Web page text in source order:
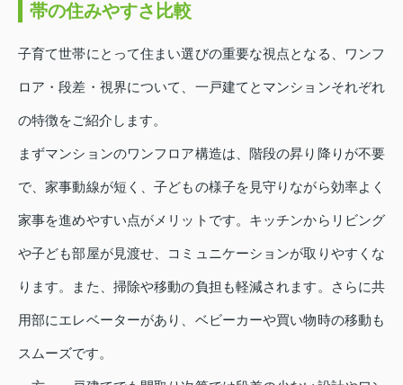
帯の住みやすさ比較
子育て世帯にとって住まい選びの重要な視点となる、ワンフ
ロア・段差・視界について、一戸建てとマンションそれぞれ
の特徴をご紹介します。
まずマンションのワンフロア構造は、階段の昇り降りが不要
で、家事動線が短く、子どもの様子を見守りながら効率よく
家事を進めやすい点がメリットです。キッチンからリビング
や子ども部屋が見渡せ、コミュニケーションが取りやすくな
ります。また、掃除や移動の負担も軽減されます。さらに共
用部にエレベーターがあり、ベビーカーや買い物時の移動も
スムーズです。